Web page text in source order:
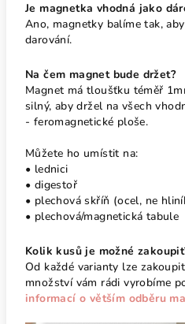
Je magnetka vhodná jako
Ano, magnetky balíme tak,
darování.
Na čem magnet bude držet?
Magnet má tloušťku téměř
silný, aby držel na všech
- feromagnetické ploše.
Můžete ho umístit na:
• lednici
• digestoř
• plechová skříň (ocel, ne
• plechová/magnetická tabule
Kolik kusů je možné
Od každé varianty lze zakoupit
množství vám rádi vyrobíme
informací o větším odběru